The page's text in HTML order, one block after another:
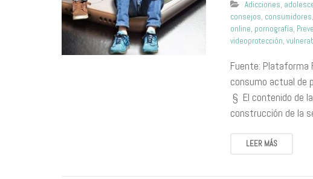
Adicciones,
consejos, consumidores,
online, pornografía,
videoprotección,
Fuente: Plataforma
consumo actual de
§ El contenido de
construcción de la
LEER MÁS